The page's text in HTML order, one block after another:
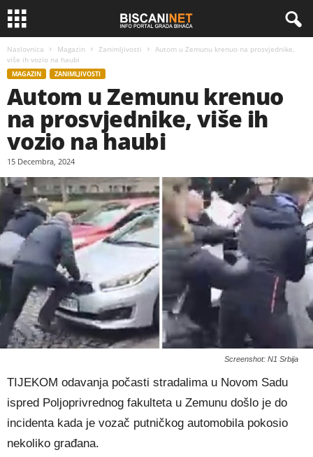
Naslovnica Magazin Zanimljivosti
Autom u Zemunu krenuo na prosvjednike,
više ih vozio na haubi
MAGAZIN ZANIMLJIVOSTI
Autom u Zemunu krenuo
na prosvjednike, više ih
vozio na haubi
15 Decembra, 2024
Screenshot: N1 Srbija
TIJEKOM odavanja počasti stradalima u Novom Sadu
ispred Poljoprivrednog fakulteta u Zemunu došlo je do
incidenta kada je vozač putničkog automobila pokosio
nekoliko građana.